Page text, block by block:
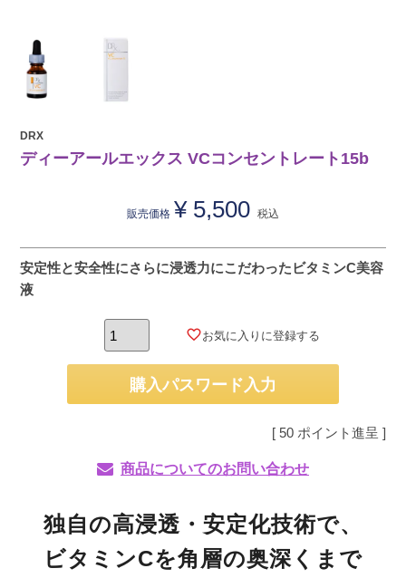
DRX
ディーアールエックス VCコンセントレート15b
販売価格 ¥ 5,500 税込
安定性と安全性にさらに浸透力にこだわったビタミンC美容
液
お気に入りに登録する
購入パスワード入力
[ 50 ポイント進呈 ]
商品についてのお問い合わせ
独自の高浸透・安定化技術で、
ビタミンCを角層の奥深くまで